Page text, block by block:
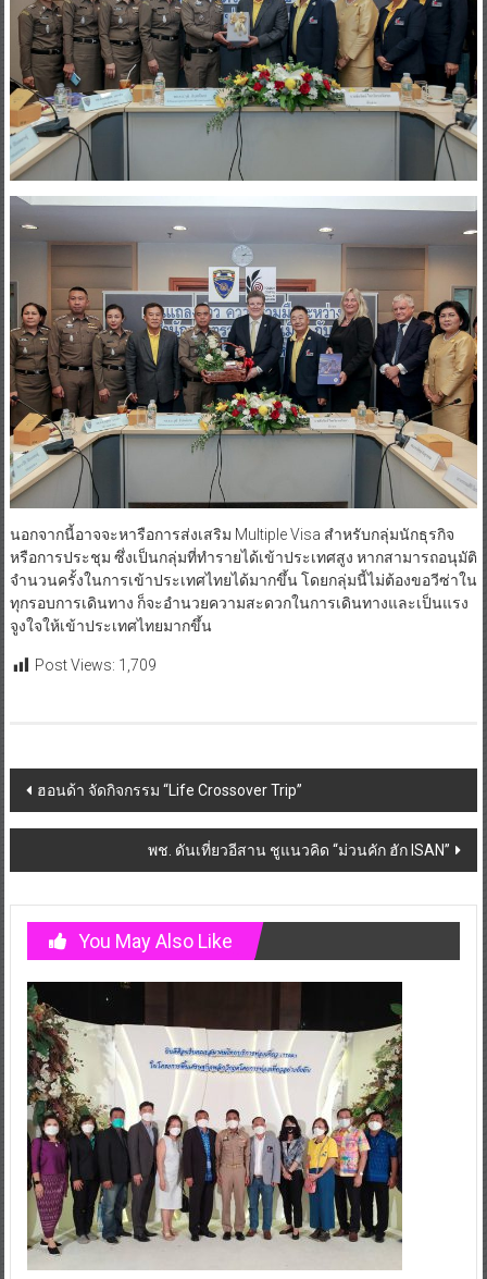
นอกจากนี้อาจจะหารือการส่งเสริม Multiple Visa สำหรับกลุ่มนักธุรกิจ
หรือการประชุม ซึ่งเป็นกลุ่มที่ทำรายได้เข้าประเทศสูง หากสามารถอนุมัติ
จำนวนครั้งในการเข้าประเทศไทยได้มากขึ้น โดยกลุ่มนี้ไม่ต้องขอวีซ่าใน
ทุกรอบการเดินทาง ก็จะอำนวยความสะดวกในการเดินทางและเป็นแรง
จูงใจให้เข้าประเทศไทยมากขึ้น
Post Views: 1,709
Post
navigation
ฮอนด้า จัดกิจกรรม “Life Crossover Trip”
พช. ดันเที่ยวอีสาน ชูแนวคิด “ม่วนคัก ฮัก ISAN”
You May Also Like